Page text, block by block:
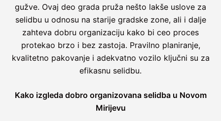
gužve. Ovaj deo grada pruža nešto lakše uslove za
selidbu u odnosu na starije gradske zone, ali i dalje
zahteva dobru organizaciju kako bi ceo proces
protekao brzo i bez zastoja. Pravilno planiranje,
kvalitetno pakovanje i adekvatno vozilo ključni su za
efikasnu selidbu.
Kako izgleda dobro organizovana selidba u Novom
Mirijevu